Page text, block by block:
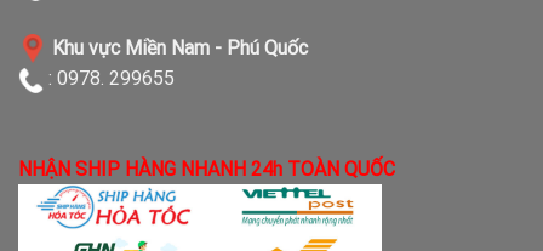
Khu vực Miền Nam - Phú Quốc
: 0978. 299655
NHẬN SHIP HÀNG NHANH 24h TOÀN QUỐC